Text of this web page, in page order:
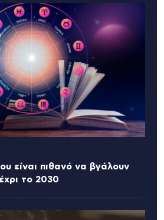
είναι πιθανό να βγάλουν
το 2030